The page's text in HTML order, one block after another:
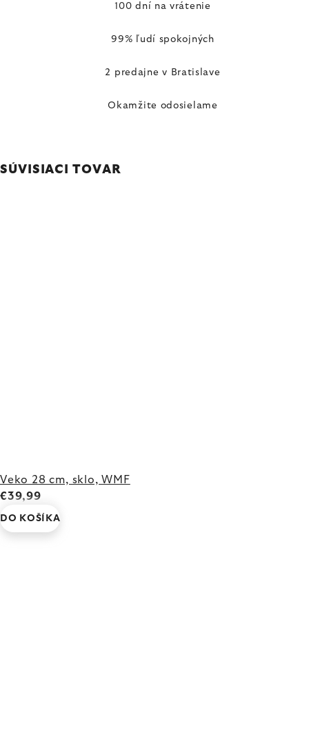
100 dní na vrátenie
99% ľudí spokojných
2 predajne v Bratislave
Okamžite odosielame
SÚVISIACI TOVAR
Veko 28 cm, sklo, WMF
€39,99
DO KOŠÍKA